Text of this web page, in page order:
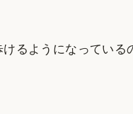
るようになっている